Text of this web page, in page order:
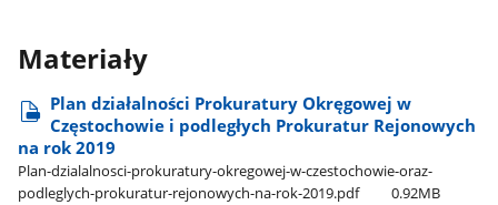
Materiały
Plan działalności Prokuratury Okręgowej w
Częstochowie i podległych Prokuratur Rejonowych
na rok 2019
Plan-dzialalnosci-prokuratury-okregowej-w-czestochowie-oraz-
podleglych-prokuratur-rejonowych-na-rok-2019.pdf
0.92MB